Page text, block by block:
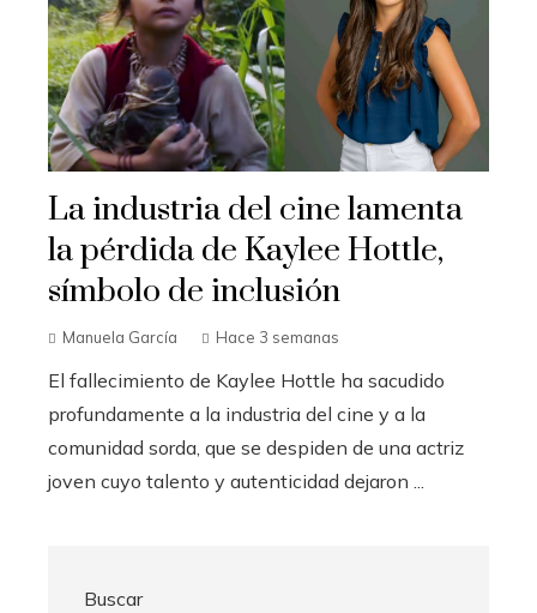
La industria del cine lamenta
la pérdida de Kaylee Hottle,
símbolo de inclusión
Manuela García Hace 3 semanas
El fallecimiento de Kaylee Hottle ha sacudido
profundamente a la industria del cine y a la
comunidad sorda, que se despiden de una actriz
joven cuyo talento y autenticidad dejaron ...
Buscar